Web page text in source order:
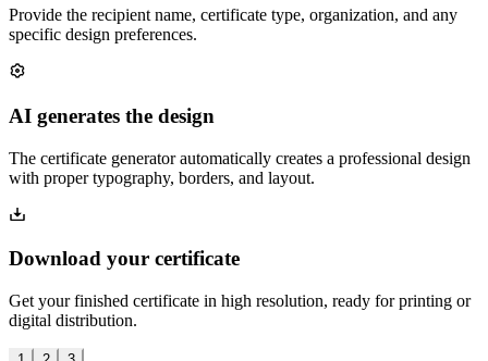
Provide the recipient name, certificate type, organization, and any
specific design preferences.
AI generates the design
The certificate generator automatically creates a professional design
with proper typography, borders, and layout.
Download your certificate
Get your finished certificate in high resolution, ready for printing or
digital distribution.